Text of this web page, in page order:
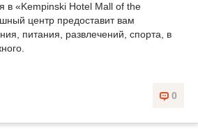
в «Kempinski Hotel Mall of the
центр предоставит вам
питания, развлечений, спорта, в
0